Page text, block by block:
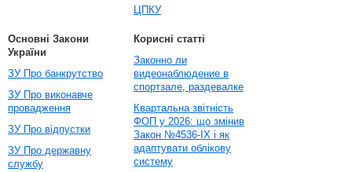
ЦПКУ
Основні Закони
України
ЗУ Про банкрутство
ЗУ Про виконавче
провадження
ЗУ Про відпустки
ЗУ Про державну
службу
Корисні статті
Законно ли
видеонаблюдение в
спортзале, раздевалке
Квартальна звітність
ФОП у 2026: що змінив
Закон №4536-IX і як
адаптувати облікову
систему